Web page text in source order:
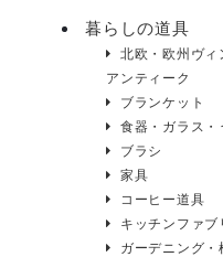
暮らしの道具
北欧・欧州ヴィ
アンティーク
ブランケット
食器・ガラス・
ブラシ
家具
コーヒー道具
キッチンファブ
ガーデニング・